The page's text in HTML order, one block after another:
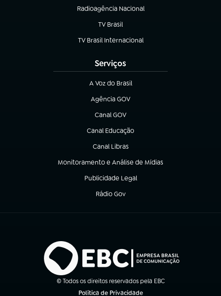
Radioagência Nacional
(abre em nova aba)
TV Brasil
(abre em nova aba)
TV Brasil Internacional
(abre em nova aba)
Serviços
A Voz do Brasil
(abre em nova aba)
Agência GOV
(abre em nova aba)
Canal GOV
(abre em nova aba)
Canal Educação
(abre em nova aba)
Canal Libras
(abre em nova aba)
Monitoramento e Análise de Mídias
(abre em nova aba)
Publicidade Legal
(abre em nova aba)
Rádio Gov
(abre em nova aba)
© Todos os direitos reservados pela EBC
Política de Privacidade